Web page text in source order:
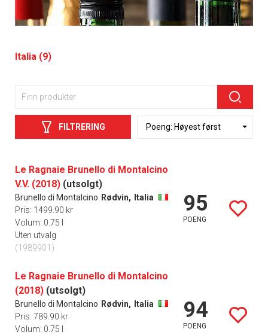
Italia (9)
FILTRERING
Le Ragnaie Brunello di Montalcino
V.V. (2018) (utsolgt)
Brunello di Montalcino Rødvin,
Italia
Pris: 1499.90 kr
Volum: 0.75 l
Uten utvalg
(1989901)
95
POENG
Le Ragnaie Brunello di Montalcino
(2018) (utsolgt)
Brunello di Montalcino Rødvin,
Italia
Pris: 789.90 kr
Volum: 0.75 l
94
POENG